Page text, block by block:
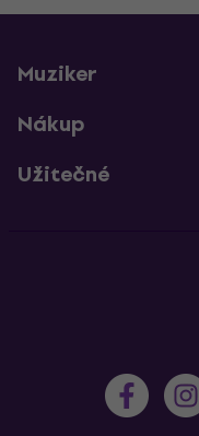
Muziker
Nákup
Užitečné